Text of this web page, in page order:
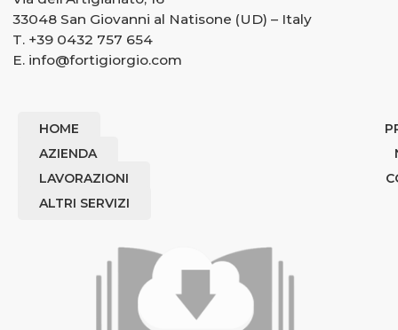
33048 San Giovanni al Natisone (UD) – Italy
T. +39 0432 757 654
E. info@fortigiorgio.com
HOME
AZIENDA
LAVORAZIONI
ALTRI SERVIZI